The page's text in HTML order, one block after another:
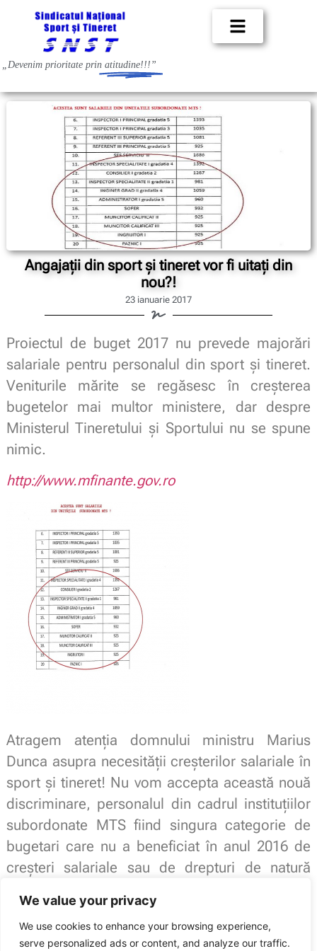
We value your privacy
We use cookies to enhance your browsing experience,
serve personalized ads or content, and analyze our traffic.
„Devenim prioritate prin atitudine!!!”
Angajaţii din sport şi tineret vor fi uitaţi din
nou?!
23 ianuarie 2017
Proiectul de buget 2017 nu prevede majorări
salariale pentru personalul din sport şi tineret.
Veniturile mărite se regăsesc în creşterea
bugetelor mai multor ministere, dar despre
Ministerul Tineretului şi Sportului nu se spune
nimic.
http://www.mfinante.gov.ro
Atragem atenţia domnului ministru Marius
Dunca asupra necesităţii creşterilor salariale în
sport şi tineret! Nu vom accepta această nouă
discriminare, personalul din cadrul instituţiilor
subordonate MTS fiind singura categorie de
bugetari care nu a beneficiat în anul 2016 de
creşteri salariale sau de drepturi de natură
Echipa Sindicatului Naţional Sport şi Tineret
Sindicatul Național Sport și Tineret: Angajaţii din sport şi tineret vor fi uitaţi